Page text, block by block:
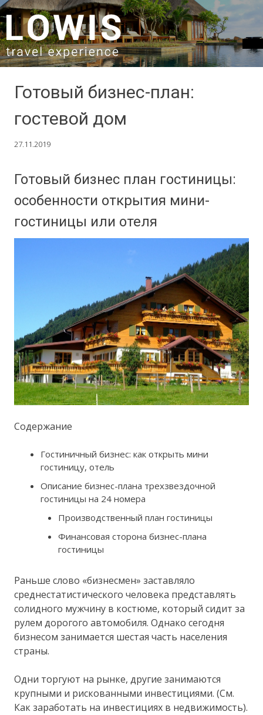
SKIP TO CONTENT
Готовый бизнес-план:
гостевой дом
27.11.2019
Готовый бизнес план гостиницы:
особенности открытия мини-
гостиницы или отеля
Содержание
Гостиничный бизнес: как открыть мини
гостиницу, отель
Описание бизнес-плана трехзвездочной
гостиницы на 24 номера
Производственный план гостиницы
Финансовая сторона бизнес-плана
гостиницы
Раньше слово «бизнесмен» заставляло
среднестатистического человека представлять
солидного мужчину в костюме, который сидит за
рулем дорогого автомобиля. Однако сегодня
бизнесом занимается шестая часть населения
страны.
Одни торгуют на рынке, другие занимаются
крупными и рискованными инвестициями. (См.
Как заработать на инвестициях в недвижимость).